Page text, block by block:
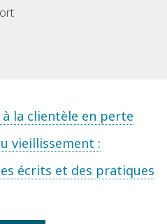
la clientèle en perte
vieillissement :
écrits et des pratiques